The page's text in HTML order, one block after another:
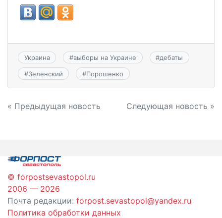
Украина #выборы на Украине #дебаты
#Зеленский #Порошенко
Навигация
записям
« Предыдущая новость Следующая новость »
© forpostsevastopol.ru
2006 — 2026
Почта редакции: forpost.sevastopol@yandex.ru
Политика обработки данных